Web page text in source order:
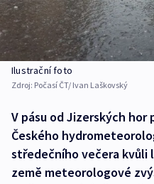
Ilustrační foto
Zdroj: ‎Počasí ČT/ Ivan Laškovský
V pásu od Jizerských
Českého
středečního večera kvůli
země meteorologové